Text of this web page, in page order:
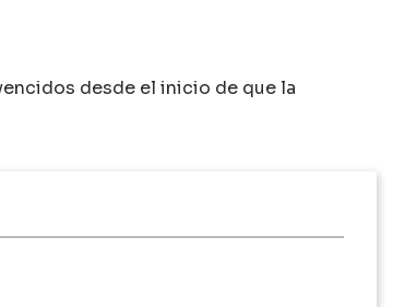
desde el inicio de que la